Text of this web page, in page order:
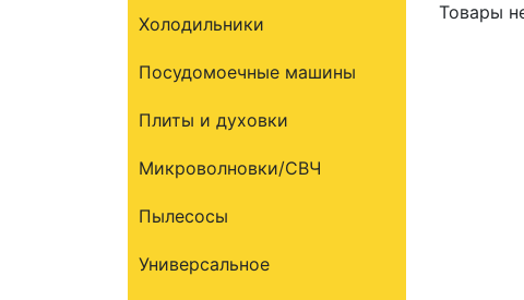
Товары
Холодильники
Посудомоечные машины
Плиты и духовки
Микроволновки/СВЧ
Пылесосы
Универсальное